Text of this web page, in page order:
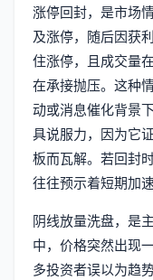
涨停回封，是市场
及涨停，随后因获
住涨停，且成交量
在承接抛压。这种
动或消息催化背景
具说服力，因为它
板而瓦解。若回封
往往预示着短期加
阴线放量洗盘，是
中，价格突然出现
多投资者误以为趋